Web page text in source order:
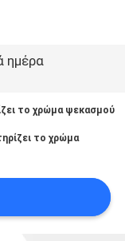
ημέρα
το χρώμα ψεκασμού
το χρώμα